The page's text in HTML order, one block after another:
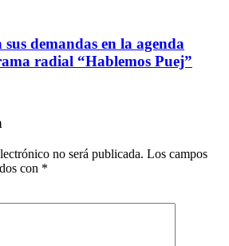
demandas en la agenda
radial “Hablemos Puej”
no será publicada. Los campos
con *